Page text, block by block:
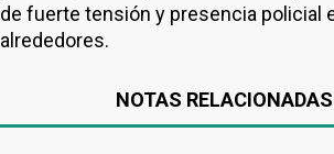
de fuerte tensión y presencia policial
alrededores.
NOTAS RELACIONADAS